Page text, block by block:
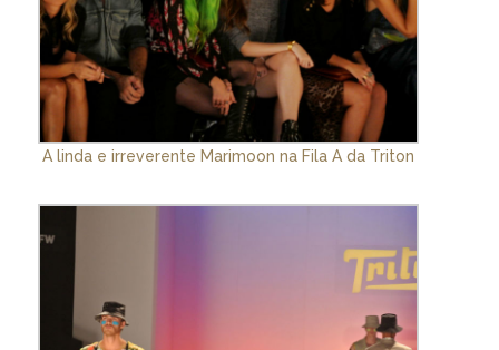
A linda e irreverente Marimoon na Fila A da Triton